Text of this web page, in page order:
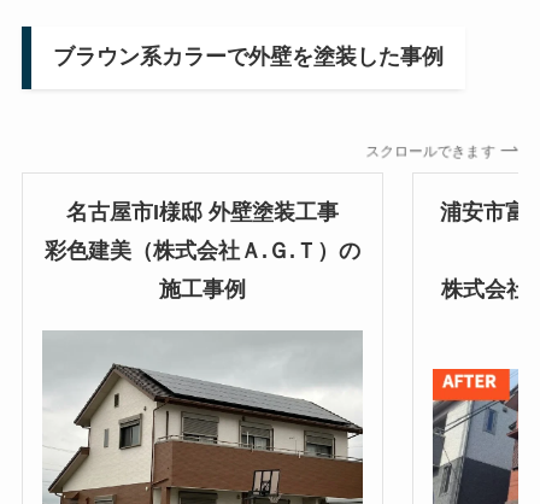
ブラウン系カラーで外壁を塗装した事例
スクロールできます
名古屋市I様邸 外壁塗装工事
彩色建美（株式会社Ａ.Ｇ.Ｔ）の
施工事例
浦安市富
株式会社